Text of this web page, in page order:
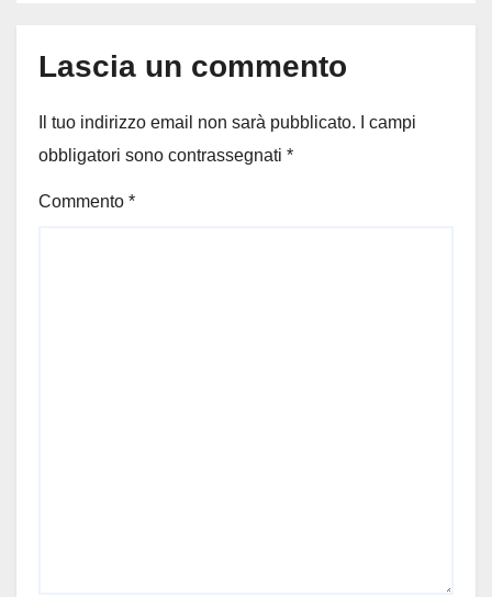
Lascia un commento
Il tuo indirizzo email non sarà pubblicato.
I campi
obbligatori sono contrassegnati *
Commento *